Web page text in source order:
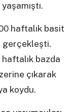
haftalık basit
gerçekleşti.
haftalık bazda
çıkarak
koydu.